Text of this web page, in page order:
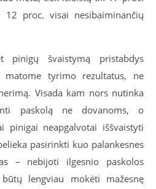
proc. visai nesibaiminančių
pinigų švaistymą pristabdys
matome tyrimo rezultatus, ne
Visada kam nors nutinka
paskolą ne dovanoms, o
pinigai neapgalvotai iššvaistyti
pasirinkti kuo palankesnes
– nebijoti ilgesnio paskolos
lengviau mokėti mažesnę